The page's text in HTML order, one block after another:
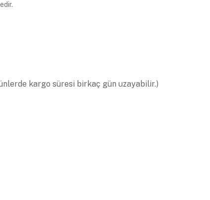
kargo süresi birkaç gün uzayabilir.)